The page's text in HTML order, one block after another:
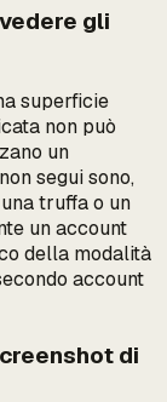
gli
superficie
non può
un
segui sono,
truffa o un
un account
della modalità
account
di